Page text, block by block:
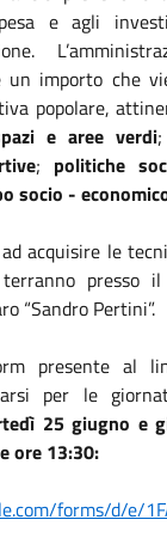
e agli
un importo che
popolare,
e aree verdi;
; politiche
socio -
acquisire le
presso il
“Sandro Pertini”.
presente al
per le
25 giugno e
ore 13:30:
forms/d/e/